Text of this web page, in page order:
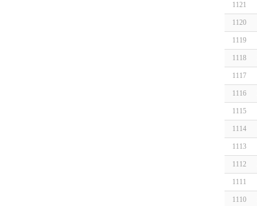
1121
1120
1119
1118
1117
1116
1115
1114
1113
1112
1111
1110